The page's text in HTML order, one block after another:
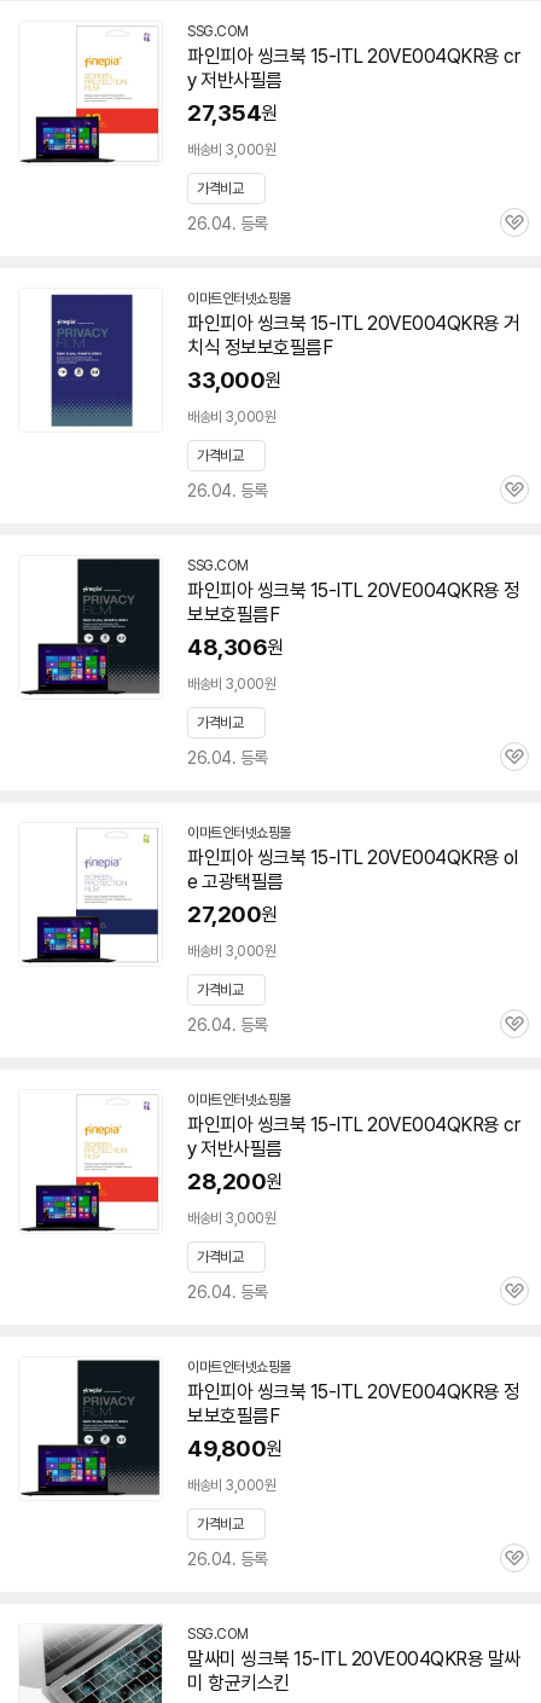
SSG.COM
파인피아 씽크북 15-ITL 20VE004QKR용 cr
y 저반사필름
27,354원
배송비 3,000원
가격비교
26.04. 등록
관
이마트인터넷쇼핑몰
파인피아 씽크북 15-ITL 20VE004QKR용 거
치식 정보보호필름F
33,000원
배송비 3,000원
가격비교
26.04. 등록
관
SSG.COM
파인피아 씽크북 15-ITL 20VE004QKR용 정
보보호필름F
48,306원
배송비 3,000원
가격비교
26.04. 등록
관
이마트인터넷쇼핑몰
파인피아 씽크북 15-ITL 20VE004QKR용 ol
e 고광택필름
27,200원
배송비 3,000원
가격비교
26.04. 등록
관
이마트인터넷쇼핑몰
파인피아 씽크북 15-ITL 20VE004QKR용 cr
y 저반사필름
28,200원
배송비 3,000원
가격비교
26.04. 등록
관
이마트인터넷쇼핑몰
파인피아 씽크북 15-ITL 20VE004QKR용 정
보보호필름F
49,800원
배송비 3,000원
가격비교
26.04. 등록
관
SSG.COM
말싸미 씽크북 15-ITL 20VE004QKR용 말싸
미 항균키스킨